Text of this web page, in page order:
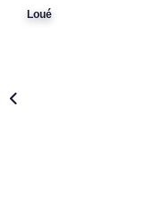
Loué